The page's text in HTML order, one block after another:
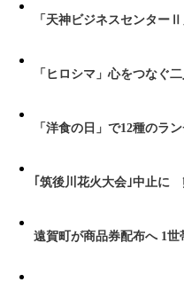
「天神ビジネスセンター
「ヒロシマ」心をつなぐ
「洋食の日」で12種のラ
｢筑後川花火大会｣中止に
遠賀町が商品券配布へ 1世